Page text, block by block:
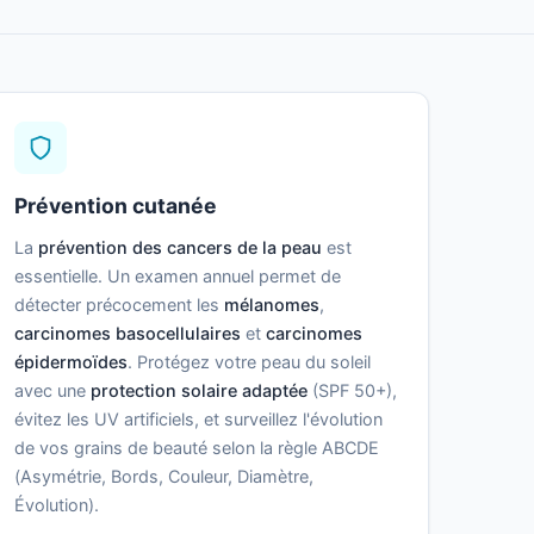
Prévention cutanée
La prévention des cancers de la peau est
essentielle. Un examen annuel permet de
détecter précocement les mélanomes,
carcinomes basocellulaires et carcinomes
épidermoïdes. Protégez votre peau du soleil
avec une protection solaire adaptée(SPF 50+),
évitez les UV artificiels, et surveillez l'évolution
de vos grains de beauté selon la règle ABCDE
(Asymétrie, Bords, Couleur, Diamètre,
Évolution).